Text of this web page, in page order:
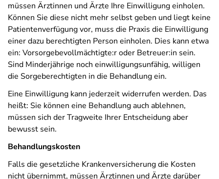
müssen Ärztinnen und Ärzte Ihre Einwilligung einholen.
Können Sie diese nicht mehr selbst geben und liegt keine
Patientenverfügung vor, muss die Praxis die Einwilligung
einer dazu berechtigten Person einholen. Dies kann etwa
ein: Vorsorgebevollmächtigte:r oder Betreuer:in sein.
Sind Minderjährige noch einwilligungsunfähig, willigen
die Sorgeberechtigten in die Behandlung ein.
Eine Einwilligung kann jederzeit widerrufen werden. Das
heißt: Sie können eine Behandlung auch ablehnen,
müssen sich der Tragweite Ihrer Entscheidung aber
bewusst sein.
Behandlungskosten
Falls die gesetzliche Krankenversicherung die Kosten
nicht übernimmt, müssen Ärztinnen und Ärzte darüber